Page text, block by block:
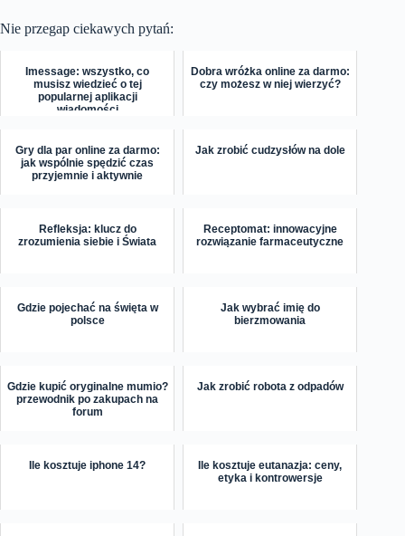
Nie przegap ciekawych pytań:
Imessage: wszystko, co
musisz wiedzieć o tej
popularnej aplikacji
wiadomości
Dobra wróżka online za darmo:
czy możesz w niej wierzyć?
Gry dla par online za darmo:
jak wspólnie spędzić czas
przyjemnie i aktywnie
Jak zrobić cudzysłów na dole
Refleksja: klucz do
zrozumienia siebie i Świata
Receptomat: innowacyjne
rozwiązanie farmaceutyczne
Gdzie pojechać na święta w
polsce
Jak wybrać imię do
bierzmowania
Gdzie kupić oryginalne mumio?
przewodnik po zakupach na
forum
Jak zrobić robota z odpadów
Ile kosztuje iphone 14?
Ile kosztuje eutanazja: ceny,
etyka i kontrowersje